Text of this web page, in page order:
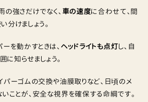
の強さだけでなく、 車の速度に合わせて、間
分けましょう。
ーを動かすときは、 ヘッドライトも点灯し、自
知らせましょう。
パーゴムの交換や油膜取りなど、日頃のメ
ことが、安全な視界を確保する命綱です。